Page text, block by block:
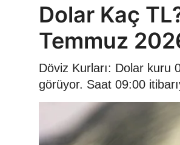
Dolar Kaç
Temmuz
Döviz Kurları: Dolar kuru
görüyor. Saat 09:00